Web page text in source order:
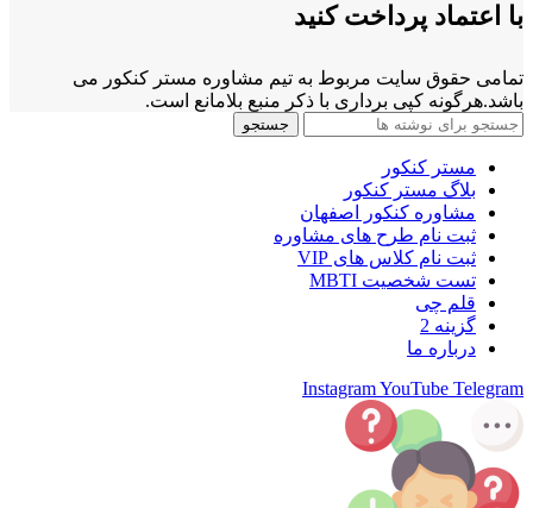
با اعتماد پرداخت کنید
تمامی حقوق سایت مربوط به تیم مشاوره مستر کنکور می
باشد.هرگونه کپی برداری با ذکر منبع بلامانع است.
جستجو
مستر کنکور
بلاگ مستر کنکور
مشاوره کنکور اصفهان
ثبت نام طرح های مشاوره
ثبت نام کلاس های VIP
تست شخصیت MBTI
قلم چی
گزینه 2
درباره ما
InstagramYouTube Telegram